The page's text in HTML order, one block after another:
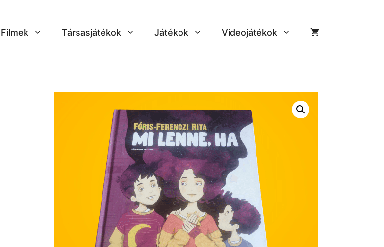
Filmek Társasjátékok Játékok Videojátékok